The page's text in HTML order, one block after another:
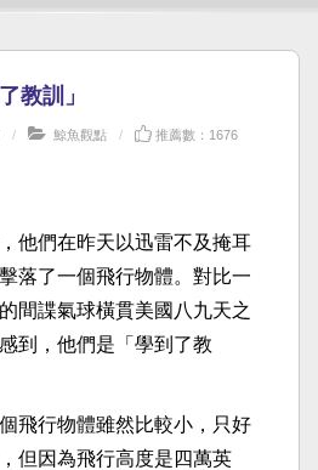
教訓」
鯨魚觀點 推薦數：1676
他們在昨天以迅雷不及掩耳
落了一個飛行物體。對比一
間諜氣球橫貫美國八九天之
到，他們是「學到了教
飛行物體雖然比較小，只好
但因為飛行高度是四萬英